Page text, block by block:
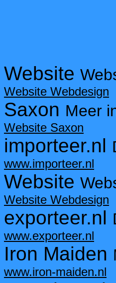
Website
Website Webdesign
Saxon Meer
Website Saxon
importeer.nl
www.importeer.nl
Website
Website Webdesign
exporteer.nl
www.exporteer.nl
Iron Maiden
www.iron-maiden.nl